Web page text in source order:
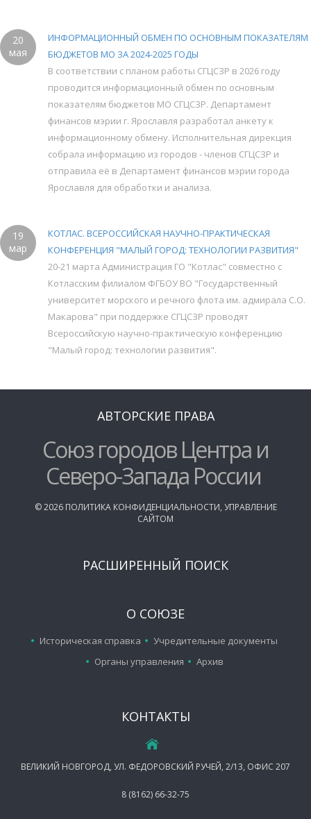
20
мая
ИНФОРМАЦИОННЫЙ ОБМЕН ПО ОСНОВНЫМ ПОКАЗАТЕЛЯМ
БЮДЖЕТОВ МО ЗА 2024-2025 ГОДЫ
В соответствии с планом работы СГЦСЗР в 2026 году
проводится информационный обмен по основным
показателям бюджетов МО СГЦСЗР. Департамент
финансов мэрии г. Ярославля разработал анкету к
информационному обмену. Исполнительная дирекция
собрала информацию из городов - членов СГЦСЗР и
отправила её в Департамент финансов мэрии города
Ярославля для обработки и анализа.
19
мар
КОТЛАС. ВСЕРОССИЙСКАЯ НАУЧНО-ПРАКТИЧЕСКАЯ
КОНФЕРЕНЦИЯ "МАЛЫЙ ГОРОД: ТЕХНОЛОГИИ РАЗВИТИЯ"
20-21 марта Администрация ГО "Котлас" совместно с
Котласским филиалом ФГБОУ ВО "Государственный
университет морского и речного флота им. адмирала С.О.
Макарова" при поддержке СГЦСЗР проводят
Всероссийскую научно-практическую конференцию
"Малый город: технологии развития".
АВТОРСКИЕ ПРАВА
Союз городов Центра и
Северо-Запада России
©2026 ПОЛИТИКА КОНФИДЕНЦИАЛЬНОСТИ, УПРАВЛЕНИЕ
САЙТОМ
РАСШИРЕННЫЙ ПОИСК
О СОЮЗЕ
Историческая справка
Учредительные документы
Органы управления
Архив
КОНТАКТЫ
ВЕЛИКИЙ НОВГОРОД, УЛ. ФЕДОРОВСКИЙ РУЧЕЙ, 2/13, ОФИС 207
8 (8162) 66-32-75